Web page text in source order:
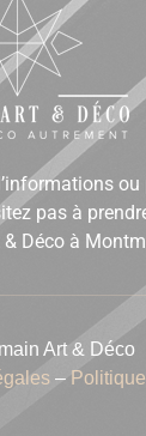
pas à
& Déco à
Art & Déco
–